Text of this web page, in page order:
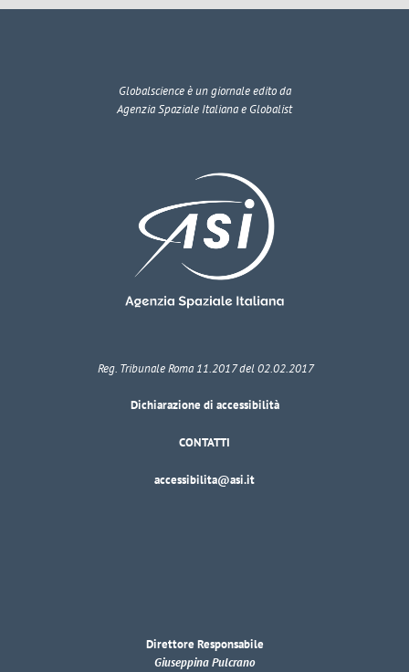
Globalscienceè un giornale edito da
Agenzia Spaziale Italiana e Globalist
Reg. Tribunale Roma 11.2017 del 02.02.2017
Dichiarazione di accessibilità
CONTATTI
accessibilita@asi.it
Direttore Responsabile
Giuseppina Pulcrano